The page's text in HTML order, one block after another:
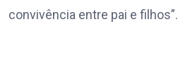
convivência entre pai e filhos”.